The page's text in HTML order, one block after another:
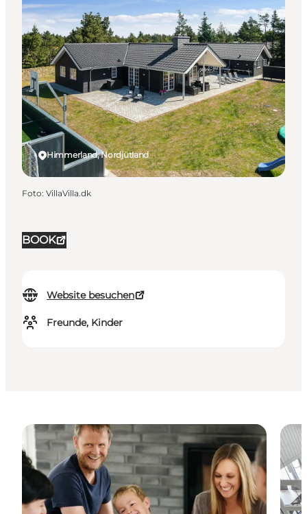
BOOK
Website besuchen
Freunde, Kinder
Himmerland, Nordjütland
Foto: VillaVilla.dk